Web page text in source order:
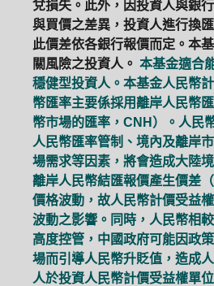
兌損失。此外，因投資人與銀
與買價之差異，投資人進行換
此價差依各銀行報價而定。本
關風險之投資人。 本基金適合
穩健型投資人。本基金人民幣
幣匯率主要係採用離岸人民幣
幣市場的匯率，CNH）。人民
人民幣匯率管制、境內及離岸
場需求等因素，將會造成大陸
離岸人民幣結匯報價產生價差
價格波動，故人民幣計價受益
波動之影響。同時，人民幣相
高度控管，中國政府可能因政
場而引導人民幣升貶值，造成
人於投資人民幣計價受益權單